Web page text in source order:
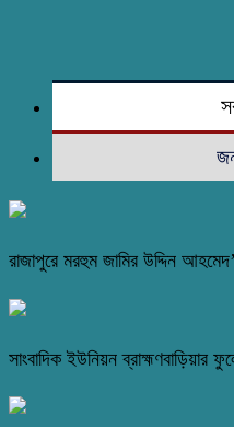
রাজাপুরে মরহুম জামির উদ্দিন
সাংবাদিক ইউনিয়ন ব্রাহ্মণবাড়িয়ার